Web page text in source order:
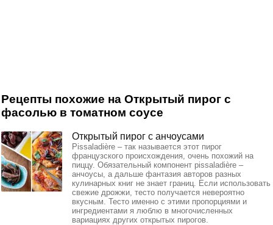
Рецепты похожие на Открытый пирог с
фасолью в томатном соусе
Открытый пирог с анчоусами
Pissaladière – так называется этот пирог
французского происхождения, очень похожий на
пиццу. Обязательный компонент pissaladière –
анчоусы, а дальше фантазия авторов разных
кулинарных книг не знает границ. Если использовать
свежие дрожжи, тесто получается невероятно
вкусным. Тесто именно с этими пропорциями и
ингредиентами я люблю в многочисленных
вариациях других открытых пирогов.